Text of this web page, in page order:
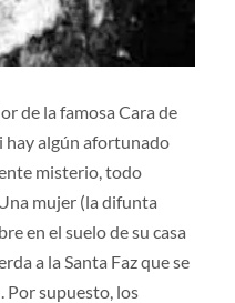
de la famosa Cara de
hay algún afortunado
misterio, todo
mujer (la difunta
en el suelo de su casa
a la Santa Faz que se
Por supuesto, los